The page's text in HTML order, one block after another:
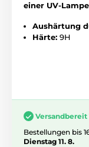
einer UV-Lampe
Aushärtung
Härte: 9H
Versandbereit
Bestellungen bis
Dienstag 11. 8.